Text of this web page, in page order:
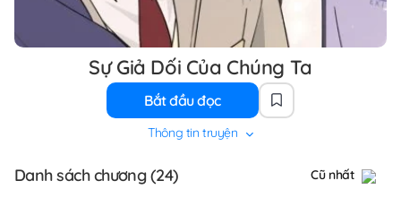
Sự Giả Dối Của Chúng Ta
Bắt đầu đọc
Thông tin truyện
Danh sách chương (24) Cũ nhất